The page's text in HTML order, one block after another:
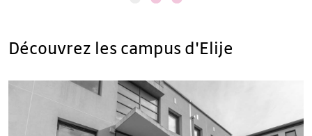
Découvrez les campus d'Elije